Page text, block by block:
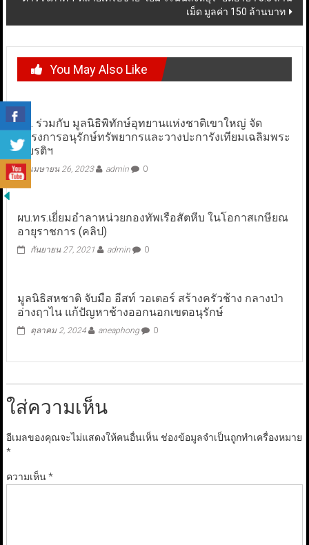
เม็ด มูลค่า 150 ล้านบาท
You May Also Like
ทร. ร่วมกับ มูลนิธิพิทักษ์อุทยานแห่งชาติเขาใหญ่ จัด
โครงการอนุรักษ์ทรัพยากรและวางปะการังเทียมเฉลิมพระ
เกียรติฯ
เมษายน 26, 2023 admin 0
ผบ.ทร.เยี่ยมอำลาหน่วยกองทัพเรือสัตหีบ ในโอกาสเกษียณ
อายุราชการ (คลิป)
กันยายน 27, 2021 admin 0
มูลนิธิสหชาติ จับมือ อีสท์ วอเตอร์ สร้างครัวช้าง กลางป่า
อ่างฤาไน แก้ปัญหาช้างออกนอกเขตอนุรักษ์
ตุลาคม 2, 2024 aneaphong 0
ใส่ความเห็น
อีเมลของคุณจะไม่แสดงให้คนอื่นเห็น ช่องข้อมูลจำเป็นถูกทำเครื่องหมาย
*
ความเห็น*